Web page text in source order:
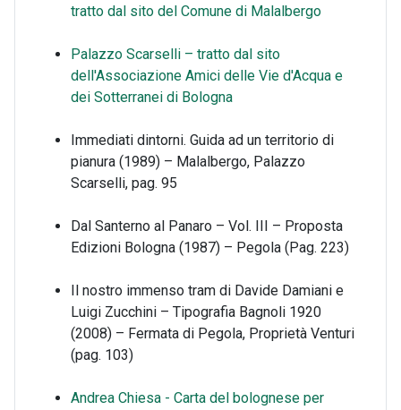
tratto dal sito del Comune di Malalbergo
Palazzo Scarselli – tratto dal sito
dell'Associazione Amici delle Vie d'Acqua e
dei Sotterranei di Bologna
Immediati dintorni. Guida ad un territorio di
pianura (1989) – Malalbergo, Palazzo
Scarselli, pag. 95
Dal Santerno al Panaro – Vol. III – Proposta
Edizioni Bologna (1987) – Pegola (Pag. 223)
Il nostro immenso tram di Davide Damiani e
Luigi Zucchini – Tipografia Bagnoli 1920
(2008) – Fermata di Pegola, Proprietà Venturi
(pag. 103)
Andrea Chiesa - Carta del bolognese per